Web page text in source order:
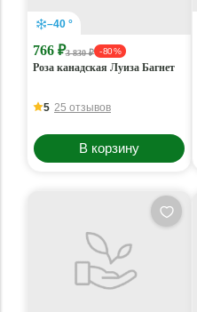
–40 °
766 ₽3 830 ₽ - 80 %
Роза канадская Луиза Багнет
5 25 отзывов
В корзину